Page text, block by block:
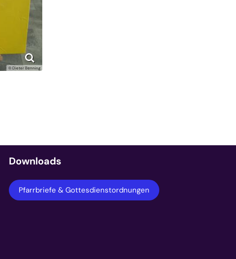
© Dieter Benning
Downloads
Pfarrbriefe & Gottesdienstordnungen